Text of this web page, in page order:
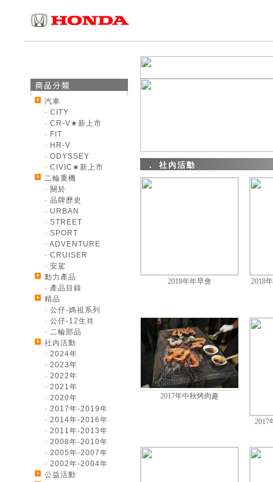
汽車
· CITY
· CR-V★新上市
· FIT
· HR-V
· ODYSSEY
· CIVIC★新上市
二輪重機
· 關於
· 品牌歷史
· URBAN
· STREET
· SPORT
· ADVENTURE
· CRUISER
· 安駕
動力產品
· 產品目錄
精品
· 公仔-媽祖系列
· 公仔-12生肖
· 二輪部品
社內活動
· 2024年
· 2023年
· 2022年
· 2021年
· 2020年
· 2017年-2019年
· 2014年-2016年
· 2011年-2013年
· 2008年-2010年
· 2005年-2007年
· 2002年-2004年
公益活動
《好康大聲公-汽車》
來店試乘~送您開運好
禮
． 社內活動
2018年年早會 2018
2017年中秋烤肉趣
2017